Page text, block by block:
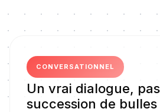
CONVERSATIONNEL
Un vrai dialogue,
succession de